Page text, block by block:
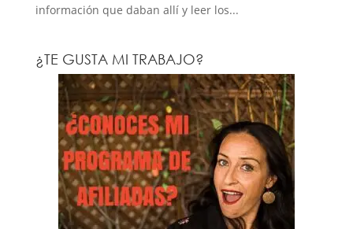
información que daban allí y leer los...
¿TE GUSTA MI TRABAJO?